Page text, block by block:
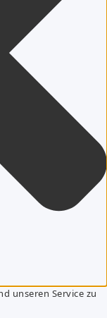
unseren Service zu